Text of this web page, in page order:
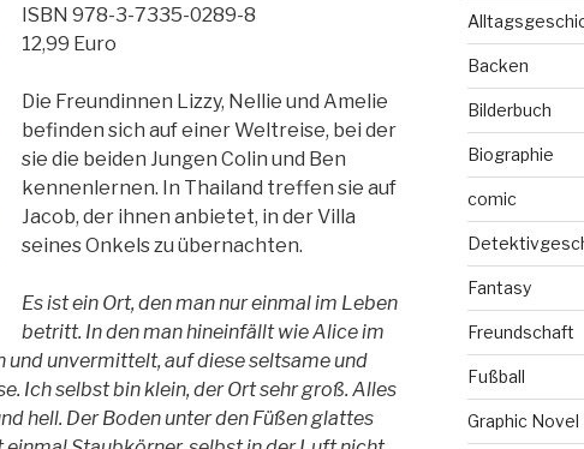
ISBN 978-3-7335-0289-8
12,99 Euro
Die Freundinnen Lizzy, Nellie und Amelie
befinden sich auf einer Weltreise, bei der
sie die beiden Jungen Colin und Ben
kennenlernen. In Thailand treffen sie auf
Jacob, der ihnen anbietet, in der Villa
seines Onkels zu übernachten.
Es ist ein Ort, den man nur einmal im Leben
betritt. In den man hineinfällt wie Alice im
und unvermittelt, auf diese seltsame und
Ich selbst bin klein, der Ort sehr groß. Alles
hell. Der Boden unter den Füßen glattes
Backen
Bilderbuch
Biographie
comic
Fantasy
Freundschaft
Fußball
Graphic Novel